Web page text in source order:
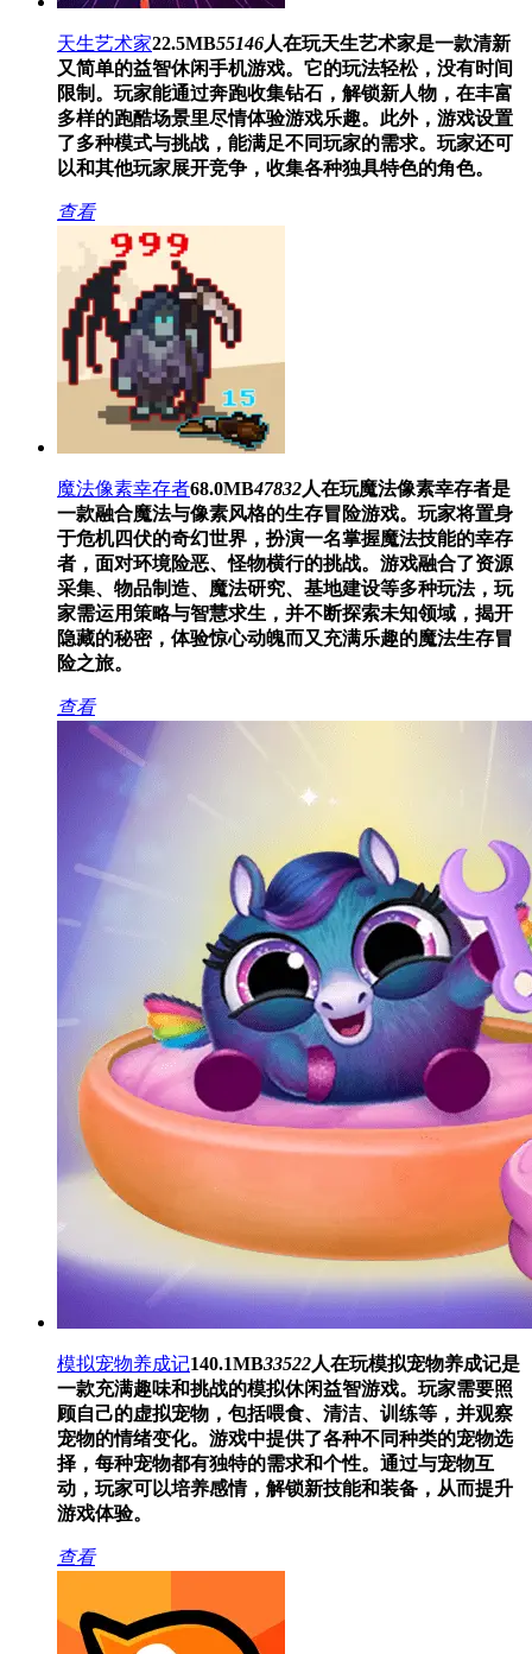
天生艺术家22.5MB55146人在玩天生艺术家是一款清新
又简单的益智休闲手机游戏。它的玩法轻松，没有时间
限制。玩家能通过奔跑收集钻石，解锁新人物，在丰富
多样的跑酷场景里尽情体验游戏乐趣。此外，游戏设置
了多种模式与挑战，能满足不同玩家的需求。玩家还可
以和其他玩家展开竞争，收集各种独具特色的角色。
查看
魔法像素幸存者68.0MB47832人在玩魔法像素幸存者是
一款融合魔法与像素风格的生存冒险游戏。玩家将置身
于危机四伏的奇幻世界，扮演一名掌握魔法技能的幸存
者，面对环境险恶、怪物横行的挑战。游戏融合了资源
采集、物品制造、魔法研究、基地建设等多种玩法，玩
家需运用策略与智慧求生，并不断探索未知领域，揭开
隐藏的秘密，体验惊心动魄而又充满乐趣的魔法生存冒
险之旅。
查看
模拟宠物养成记140.1MB33522人在玩模拟宠物养成记是
一款充满趣味和挑战的模拟休闲益智游戏。玩家需要照
顾自己的虚拟宠物，包括喂食、清洁、训练等，并观察
宠物的情绪变化。游戏中提供了各种不同种类的宠物选
择，每种宠物都有独特的需求和个性。通过与宠物互
动，玩家可以培养感情，解锁新技能和装备，从而提升
游戏体验。
查看